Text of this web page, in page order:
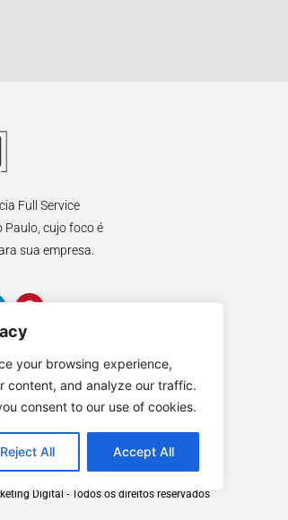
your browsing experience,
content, and analyze our traffic.
consent to our use of cookies.
Reject All Accept All
Full Service
Paulo, cujo foco é
sua empresa.
Digital - Todos os direitos reservados